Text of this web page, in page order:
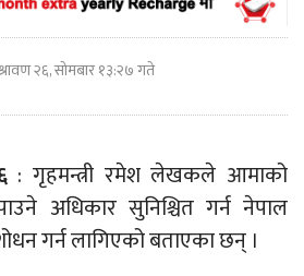
२६, सोमबार १३:२७ गते
: गृहमन्त्री रमेश लेखकले आमाको
अधिकार सुनिश्चित गर्न नेपाल
गर्न लागिएको बताएका छन् ।